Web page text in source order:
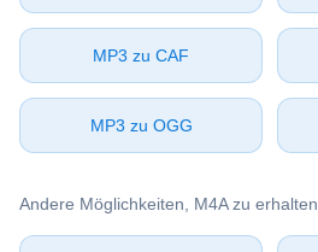
⁦MP3⁩ zu ⁦CAF⁩
⁦MP3⁩ zu ⁦OGG⁩
Andere Möglichkeiten, ⁦M4A⁩ zu erhalten